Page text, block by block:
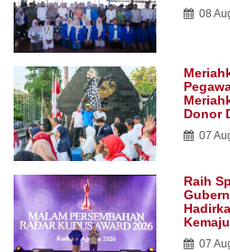
08
Donor
07
Raih
07